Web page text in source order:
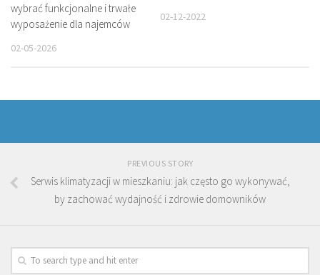
wybrać funkcjonalne i trwałe
wyposażenie dla najemców
02-05-2026
02-12-2022
PREVIOUS STORY
Serwis klimatyzacji w mieszkaniu: jak często go wykonywać,
by zachować wydajność i zdrowie domowników